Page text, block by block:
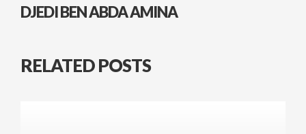
DJEDI BEN ABDA AMINA
RELATED POSTS